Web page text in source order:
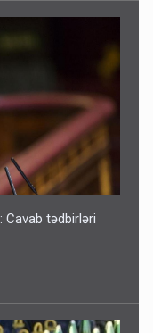
Cavab tədbirləri